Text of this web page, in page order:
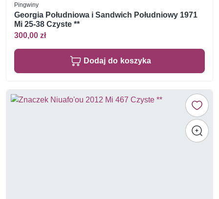
Pingwiny
Georgia Południowa i Sandwich Południowy 1971
Mi 25-38 Czyste **
300,00 zł
Dodaj do koszyka